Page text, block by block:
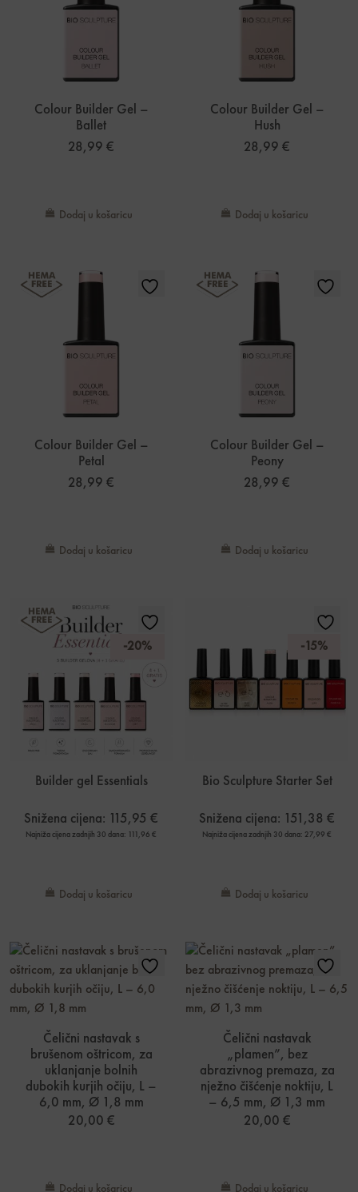
Colour Builder Gel –
Ballet
28,99 €
Dodaj u košaricu
Colour Builder Gel –
Hush
28,99 €
Dodaj u košaricu
Colour Builder Gel –
Petal
28,99 €
Dodaj u košaricu
Colour Builder Gel –
Peony
28,99 €
Dodaj u košaricu
-20%
Builder gel Essentials
Snižena cijena: 115,95 €
Najniža cijena zadnjih 30 dana: 111,96 €
Dodaj u košaricu
-15%
Bio Sculpture Starter Set
Snižena cijena: 151,38 €
Najniža cijena zadnjih 30 dana: 27,99 €
Dodaj u košaricu
Čelični nastavak s
brušenom oštricom, za
uklanjanje bolnih
dubokih kurjih očiju, L –
6,0 mm, Ø 1,8 mm
20,00 €
Dodaj u košaricu
Čelični nastavak
„plamen”, bez
abrazivnog premaza, za
nježno čišćenje noktiju, L
– 6,5 mm, Ø 1,3 mm
20,00 €
Dodaj u košaricu